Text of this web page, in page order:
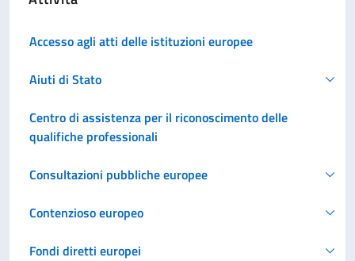
Accesso agli atti delle istituzioni europee
Aiuti di Stato
Centro di assistenza per il riconoscimento delle
qualifiche professionali
Consultazioni pubbliche europee
Contenzioso europeo
Fondi diretti europei